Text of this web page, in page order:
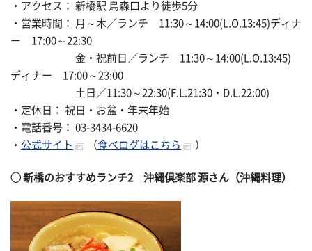
・アクセス： 新橋駅 烏森口より徒歩5分
・営業時間： 月～木／ランチ 11:30～14:00(L.O.13:45)ディナ
ー 17:00～22:30
金・祝前日／ランチ 11:30～14:00(L.O.13:45)
ディナー 17:00～23:00
土日／11:30～22:30(F.L.21:30・D.L.22:00)
・定休日： 祝日・お盆・年末年始
・電話番号： 03-3434-6620
・ 公式サイト （食べログはこちら ）
◯ 新橋のおすすめランチ2 沖縄倶楽部 源さん（沖縄料理）